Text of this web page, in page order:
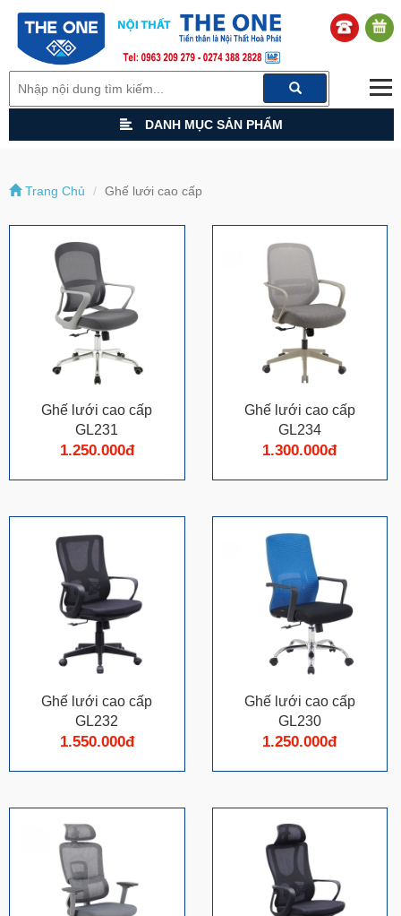
DANH MỤC SẢN PHẨM
Trang Chủ Ghế lưới cao cấp
Ghế lưới cao cấp
GL231
1.250.000đ
Ghế lưới cao cấp
GL234
1.300.000đ
Ghế lưới cao cấp
GL232
1.550.000đ
Ghế lưới cao cấp
GL230
1.250.000đ